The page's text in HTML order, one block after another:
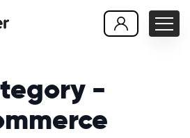
-